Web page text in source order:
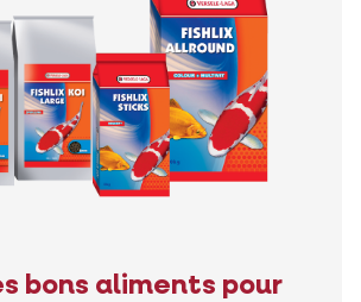
bons aliments pour